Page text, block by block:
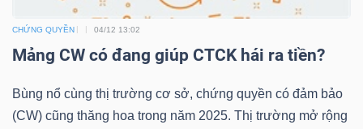
CHỨNG QUYỀN 04/12 13:02
Mảng CW có đang giúp CTCK hái ra tiền?
Bùng nổ cùng thị trường cơ sở, chứng quyền có đảm bảo
(CW) cũng thăng hoa trong năm 2025. Thị trường mở rộng
CÔNG